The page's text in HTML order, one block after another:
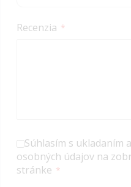
Recenzia
Súhlasím s ukladaním
osobných údajov na
stránke